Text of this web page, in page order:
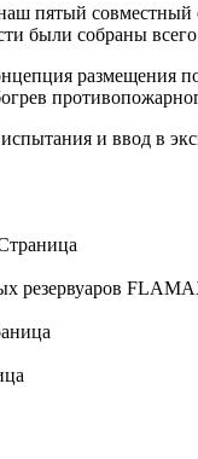
пятый
были собраны всего
размещения
и ввод в
резервуаров